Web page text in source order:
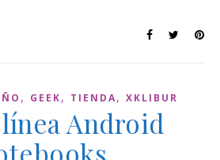
, GEEK, TIENDA, XKLIBUR
Android